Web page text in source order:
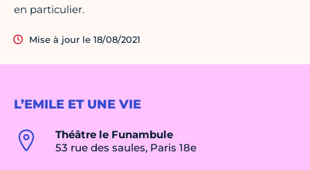
L’EMILE ET UNE VIE
Théâtre le Funambule
53 rue des saules, Paris 18e
en particulier.
Mise à jour le 18/08/2021